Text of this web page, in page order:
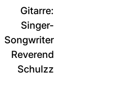
Gitarre:
Singer-
Songwriter
Reverend
Schulzz